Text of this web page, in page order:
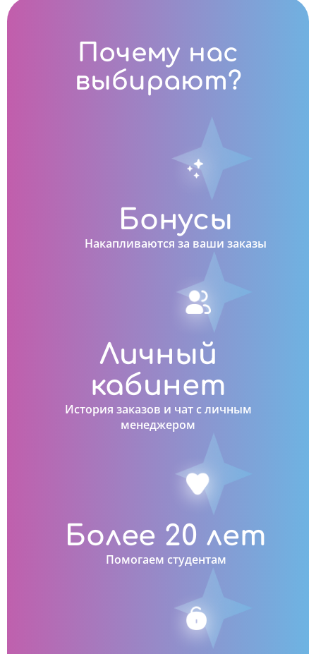
Почему нас
выбирают?
Бонусы
Накапливаются за ваши заказы
Личный
кабинет
История заказов и чат с личным
менеджером
Более 20 лет
Помогаем студентам